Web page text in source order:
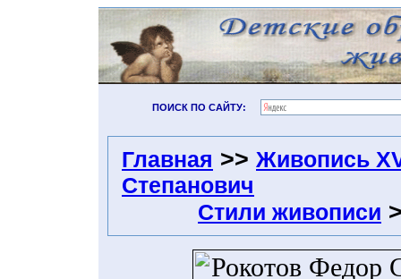
ПОИСК ПО САЙТУ:
Главная >> Живопись
Степанович
Стили живописи